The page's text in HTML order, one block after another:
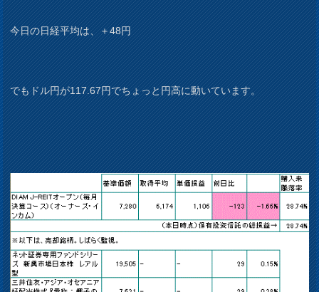
今日の日経平均は、＋48円
でもドル円が117.67円でちょっと円高に動いています。